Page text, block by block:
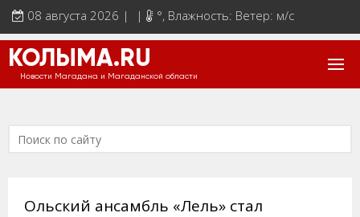
08 августа 2026 | | °, Влажность: Ветер: м/с
КОЛЫМА.RU
Новости Магадана и Магаданской области
Ольский ансамбль «Лель» стал